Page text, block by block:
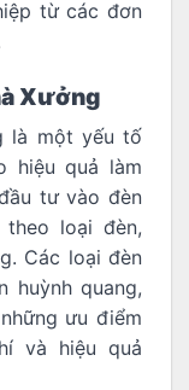
từ các đơn
Xưởng
là một yếu tố
hiệu quả làm
tư vào đèn
loại đèn,
Các loại đèn
huỳnh quang,
ưu điểm
và hiệu quả